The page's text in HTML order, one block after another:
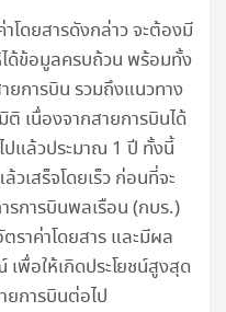
โดยสารดังกล่าว จะต้องมี
ได้ข้อมูลครบถ้วน พร้อมทั้ง
ยการบิน รวมถึงแนวทาง
เนื่องจากสายการบินได้
ปแล้วประมาณ 1 ปี ทั้งนี้
วเสร็จโดยเร็ว ก่อนที่จะ
การบินพลเรือน (กบร.)
ราค่าโดยสาร และมีผล
พื่อให้เกิดประโยชน์สูงสุด
ยการบินต่อไป